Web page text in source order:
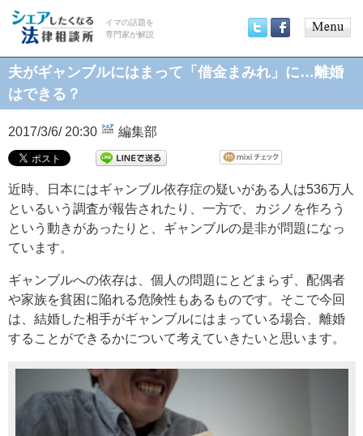
イマの話題を
専門家が解説
menu
夫がギャンブルにはまって「借金まみれ」に…離婚
はできる？
2017/3/6/ 20:30 編集部
近時、日本にはギャンブル依存症の疑いがある人は536万人
といるいう調査が報告されたり、一方で、カジノを作ろう
という動きがあったりと、ギャンブルの是非が問題になっ
ています。
ギャンブルへの依存は、個人の問題にとどまらず、配偶者
や家族を貧困に陥れる危険性もあるものです。そこで今回
は、結婚した相手がギャンブルにはまっている場合、離婚
することができるかについて考えていきたいと思います。